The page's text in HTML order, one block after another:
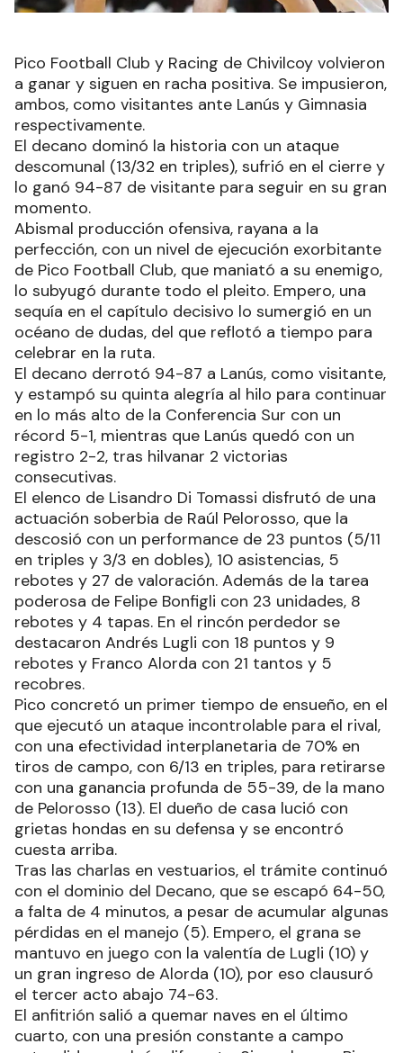
Pico Football Club y Racing de Chivilcoy volvieron
a ganar y siguen en racha positiva. Se impusieron,
ambos, como visitantes ante Lanús y Gimnasia
respectivamente.
El decano dominó la historia con un ataque
descomunal (13/32 en triples), sufrió en el cierre y
lo ganó 94-87 de visitante para seguir en su gran
momento.
Abismal producción ofensiva, rayana a la
perfección, con un nivel de ejecución exorbitante
de Pico Football Club, que maniató a su enemigo,
lo subyugó durante todo el pleito. Empero, una
sequía en el capítulo decisivo lo sumergió en un
océano de dudas, del que reflotó a tiempo para
celebrar en la ruta.
El decano derrotó 94-87 a Lanús, como visitante,
y estampó su quinta alegría al hilo para continuar
en lo más alto de la Conferencia Sur con un
récord 5-1, mientras que Lanús quedó con un
registro 2-2, tras hilvanar 2 victorias
consecutivas.
El elenco de Lisandro Di Tomassi disfrutó de una
actuación soberbia de Raúl Pelorosso, que la
descosió con un performance de 23 puntos (5/11
en triples y 3/3 en dobles), 10 asistencias, 5
rebotes y 27 de valoración. Además de la tarea
poderosa de Felipe Bonfigli con 23 unidades, 8
rebotes y 4 tapas. En el rincón perdedor se
destacaron Andrés Lugli con 18 puntos y 9
rebotes y Franco Alorda con 21 tantos y 5
recobres.
Pico concretó un primer tiempo de ensueño, en el
que ejecutó un ataque incontrolable para el rival,
con una efectividad interplanetaria de 70% en
tiros de campo, con 6/13 en triples, para retirarse
con una ganancia profunda de 55-39, de la mano
de Pelorosso (13). El dueño de casa lució con
grietas hondas en su defensa y se encontró
cuesta arriba.
Tras las charlas en vestuarios, el trámite continuó
con el dominio del Decano, que se escapó 64-50,
a falta de 4 minutos, a pesar de acumular algunas
pérdidas en el manejo (5). Empero, el grana se
mantuvo en juego con la valentía de Lugli (10) y
un gran ingreso de Alorda (10), por eso clausuró
el tercer acto abajo 74-63.
El anfitrión salió a quemar naves en el último
cuarto, con una presión constante a campo